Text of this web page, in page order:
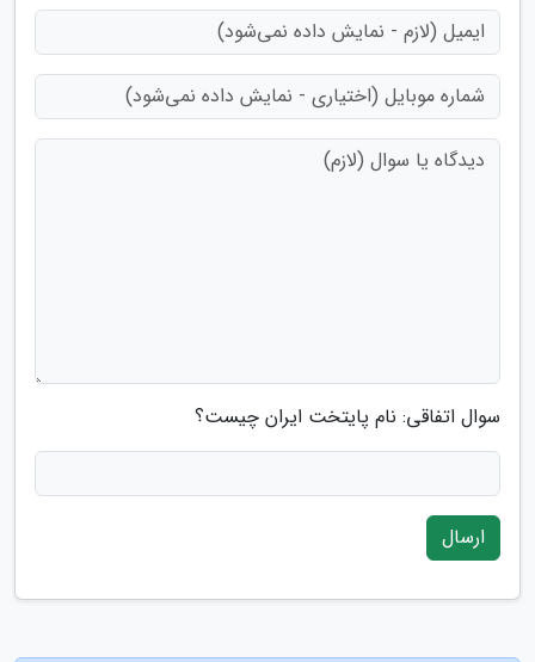
سوال اتفاقی: نام پایتخت ایران چیست؟
ارسال